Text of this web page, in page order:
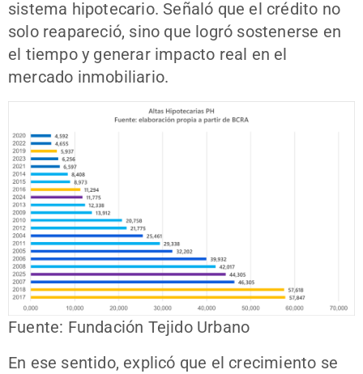
sistema hipotecario. Señaló que el crédito no
solo reapareció, sino que logró sostenerse en
el tiempo y generar impacto real en el
mercado inmobiliario.
Fuente: Fundación Tejido Urbano
En ese sentido, explicó que el crecimiento se